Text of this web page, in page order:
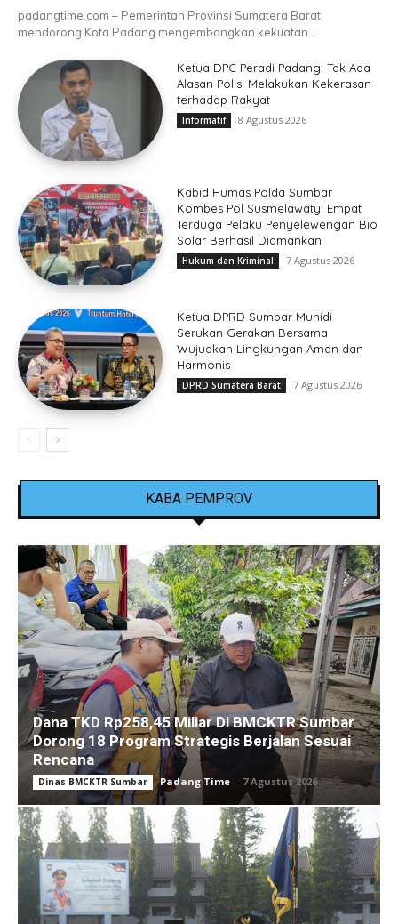
padangtime.com – Pemerintah Provinsi Sumatera Barat
mendorong Kota Padang mengembangkan kekuatan...
Ketua DPC Peradi Padang: Tak Ada
Alasan Polisi Melakukan Kekerasan
terhadap Rakyat
Informatif 8 Agustus 2026
Kabid Humas Polda Sumbar
Kombes Pol Susmelawaty: Empat
Terduga Pelaku Penyelewengan Bio
Solar Berhasil Diamankan
Hukum dan Kriminal 7 Agustus 2026
Ketua DPRD Sumbar Muhidi
Serukan Gerakan Bersama
Wujudkan Lingkungan Aman dan
Harmonis
DPRD Sumatera Barat 7 Agustus 2026
KABA PEMPROV
Dana TKD Rp258,45 Miliar Di BMCKTR Sumbar
Dorong 18 Program Strategis Berjalan Sesuai
Rencana
Dinas BMCKTR Sumbar Padang Time - 7 Agustus 2026